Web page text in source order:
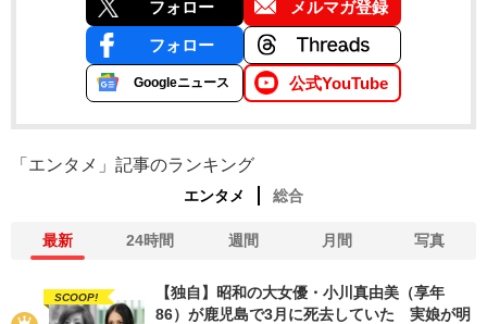
フォロー メルマガ登録
フォロー
Googleニュース 公式YouTube
「エンタメ」記事のランキング
エンタメ 総合
最新 24時間 週間 月間 写真
SCOOP!
【独自】昭和の大女優・小川真由美（享年
86）が鹿児島で3月に死去していた 実娘が明